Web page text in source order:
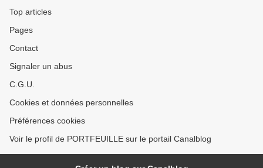
Top articles
Pages
Contact
Signaler un abus
C.G.U.
Cookies et données personnelles
Préférences cookies
Voir le profil de PORTFEUILLE sur le portail Canalblog